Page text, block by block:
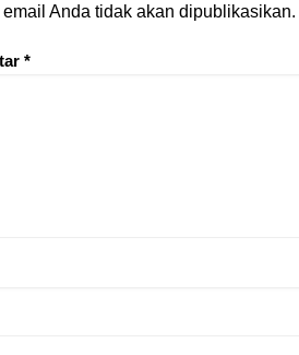
Anda tidak akan dipublikasikan.
*